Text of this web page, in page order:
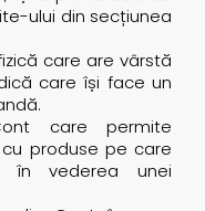
ului din secțiunea
care are vârstă
care își face un
care permite
produse pe care
în vederea unei